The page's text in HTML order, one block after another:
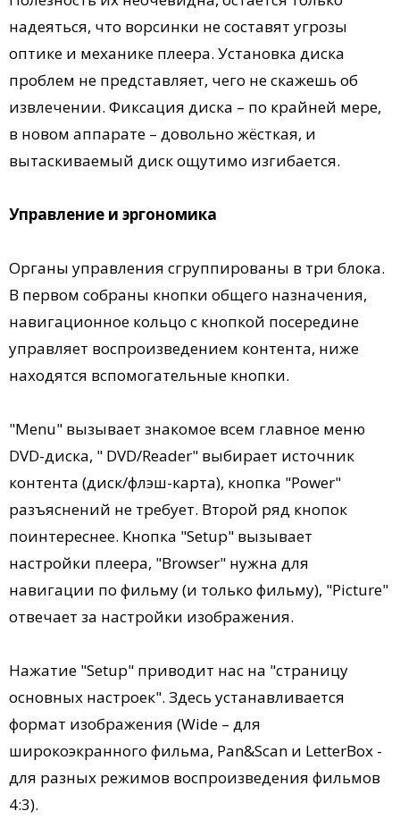
надеяться, что ворсинки не составят угрозы
оптике и механике плеера. Установка диска
проблем не представляет, чего не скажешь об
извлечении. Фиксация диска – по крайней мере,
в новом аппарате – довольно жёсткая, и
вытаскиваемый диск ощутимо изгибается.
Управление и эргономика
Органы управления сгруппированы в три блока.
В первом собраны кнопки общего назначения,
навигационное кольцо с кнопкой посередине
управляет воспроизведением контента, ниже
находятся вспомогательные кнопки.
"Menu" вызывает знакомое всем главное меню
DVD-диска, " DVD/Reader" выбирает источник
контента (диск/флэш-карта), кнопка "Power"
разъяснений не требует. Второй ряд кнопок
поинтереснее. Кнопка "Setup" вызывает
настройки плеера, "Browser" нужна для
навигации по фильму (и только фильму), "Picture"
отвечает за настройки изображения.
Нажатие "Setup" приводит нас на "страницу
основных настроек". Здесь устанавливается
формат изображения (Wide – для
широкоэкранного фильма, Pan&Scan и LetterBox -
для разных режимов воспроизведения фильмов
4:3).